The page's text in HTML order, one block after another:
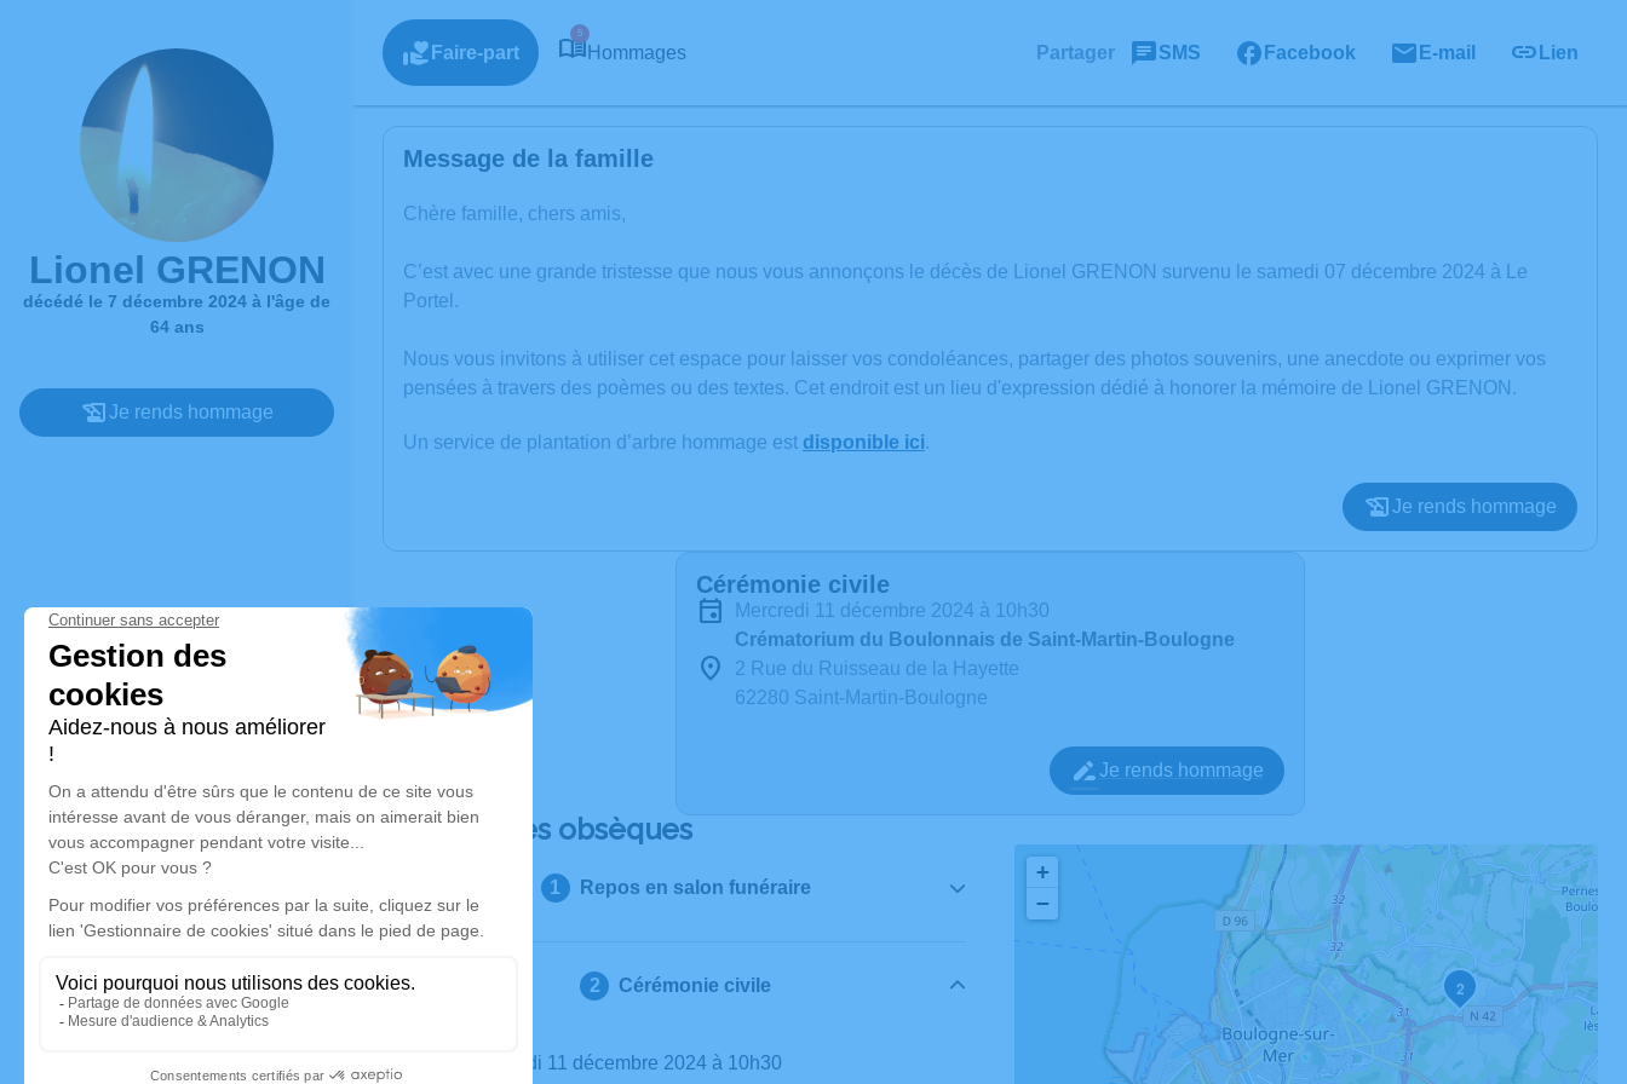
Lionel GRENON
décédé le 7 décembre 2024 à l'âge de
64 ans
Je rends hommage
Faire-part
5
Hommages Partager SMS Facebook E-mail Lien
Message de la famille
Chère famille, chers amis,
C’est avec une grande tristesse que nous vous annonçons le décès de Lionel GRENON survenu le samedi 07 décembre 2024 à Le
Portel.
Nous vous invitons à utiliser cet espace pour laisser vos condoléances, partager des photos souvenirs, une anecdote ou exprimer vos
pensées à travers des poèmes ou des textes. Cet endroit est un lieu d'expression dédié à honorer la mémoire de Lionel GRENON.
Un service de plantation d’arbre hommage est disponible ici.
Je rends hommage
Cérémonie civile
mercredi 11 décembre 2024 à 10h30
Crématorium du Boulonnais de Saint-Martin-Boulogne
2 Rue du Ruisseau de la Hayette
62280 Saint-Martin-Boulogne
Je rends hommage
Déroulé des obsèques
Repos en salon funéraire
Cérémonie civile
Le mercredi 11 décembre 2024 à 10h30
2
+
−